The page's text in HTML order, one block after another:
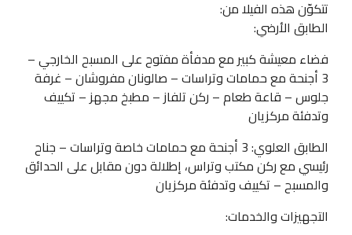
تتكوّن هذه الفيلا من:
الطابق الأرضي:
فضاء معيشة كبير مع مدفأة مفتوح على المسبح الخارجي –
3 أجنحة مع حمامات وتراسات – صالونان مفروشان – غرفة
جلوس – قاعة طعام – ركن تلفاز – مطبخ مجهز – تكييف
وتدفئة مركزيان
الطابق العلوي: 3 أجنحة مع حمامات خاصة وتراسات – جناح
رئيسي مع ركن مكتب وتراس، إطلالة دون مقابل على الحدائق
والمسبح – تكييف وتدفئة مركزيان
التجهيزات والخدمات: